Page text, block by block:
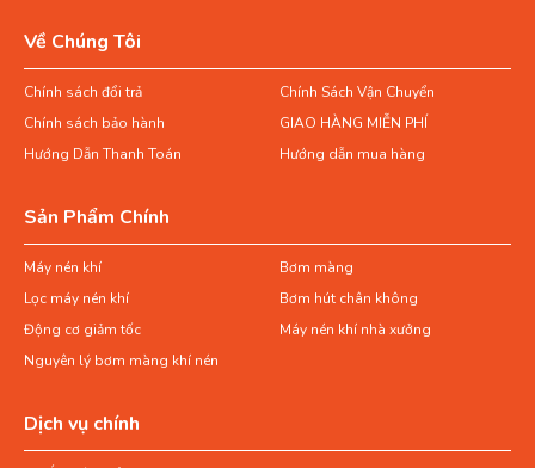
Về Chúng Tôi
Chính sách đổi trả
Chính Sách Vận Chuyển
Chính sách bảo hành
GIAO HÀNG MIỄN PHÍ
Hướng Dẫn Thanh Toán
Hướng dẫn mua hàng
Sản Phẩm Chính
Máy nén khí
Bơm màng
Lọc máy nén khí
Bơm hút chân không
Động cơ giảm tốc
Máy nén khí nhà xưởng
Nguyên lý bơm màng khí nén
Dịch vụ chính